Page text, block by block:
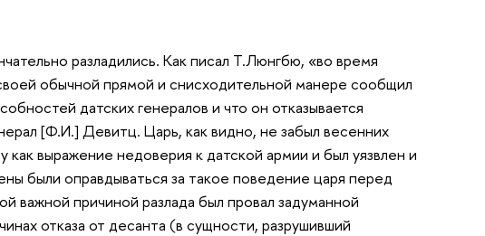
разладились. Как писал Т.Люнгбю, «во время
обычной прямой и снисходительной манере сообщил
датских генералов и что он отказывается
[Ф.И.] Девитц. Царь, как видно, не забыл весенних
выражение недоверия к датской армии и был уязвлен и
были оправдываться за такое поведение царя перед
важной причиной разлада был провал задуманной
отказа от десанта (в сущности, разрушивший